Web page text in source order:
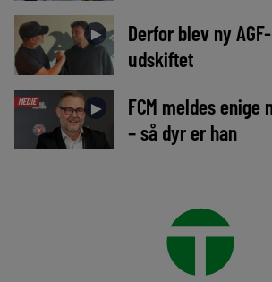
►
Derfor blev ny
udskiftet
MEDIE ►
FCM meldes enige
– så dyr er han